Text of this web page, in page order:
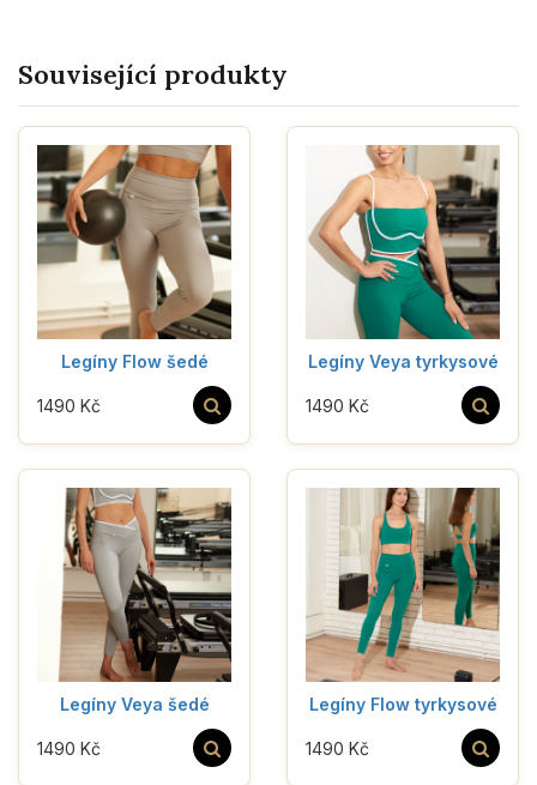
Související produkty
Legíny Flow šedé
1490 Kč
Legíny Veya tyrkysové
1490 Kč
Legíny Veya šedé
1490 Kč
Legíny Flow tyrkysové
1490 Kč